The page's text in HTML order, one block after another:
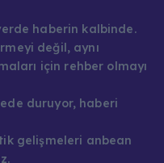
haberin kalbinde.
değil, aynı
için rehber olmayı
duruyor, haberi
gelişmeleri anbean